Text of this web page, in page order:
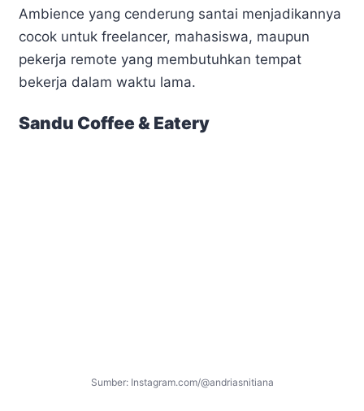
Ambience yang cenderung santai menjadikannya
cocok untuk freelancer, mahasiswa, maupun
pekerja remote yang membutuhkan tempat
bekerja dalam waktu lama.
Sandu Coffee & Eatery
Sumber: Instagram.com/@andriasnitiana